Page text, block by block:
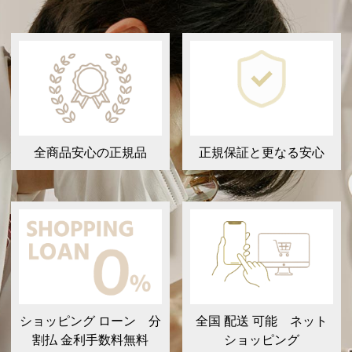
全商品安心の正規品 正規保証と更なる安心
ショッピング ローン 分
割払 金利手数料無料
全国 配送 可能 ネット
ショッピング